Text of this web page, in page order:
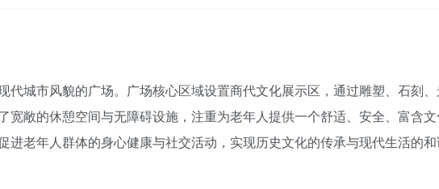
城市风貌的广场。广场核心区域设置商代文化展示区，通过雕塑、石刻
敞的休憩空间与无障碍设施，注重为老年人提供一个舒适、安全、富含
老年人群体的身心健康与社交活动，实现历史文化的传承与现代生活的和